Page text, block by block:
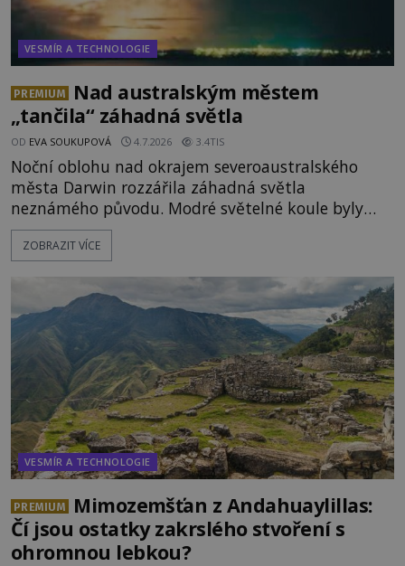
VESMÍR A TECHNOLOGIE
PREMIUM
Nad australským městem
„tančila“ záhadná světla
OD EVA SOUKUPOVÁ 4.7.2026 3.4TIS
Noční oblohu nad okrajem severoaustralského
města Darwin rozzářila záhadná světla
neznámého původu. Modré světelné koule byly
viditelné nejméně dvacet minut, během nichž se
opakovaně objevovaly a zase mizely. Svědek, který
mohlo jít o návštěvu ze světa duchů. Záhadný
záznam okamžitě rozpoutal deb
ZOBRAZIT VÍCE
VESMÍR A TECHNOLOGIE
PREMIUM
Mimozemšťan z Andahuaylillas:
Čí jsou ostatky zakrslého stvoření s
ohromnou lebkou?